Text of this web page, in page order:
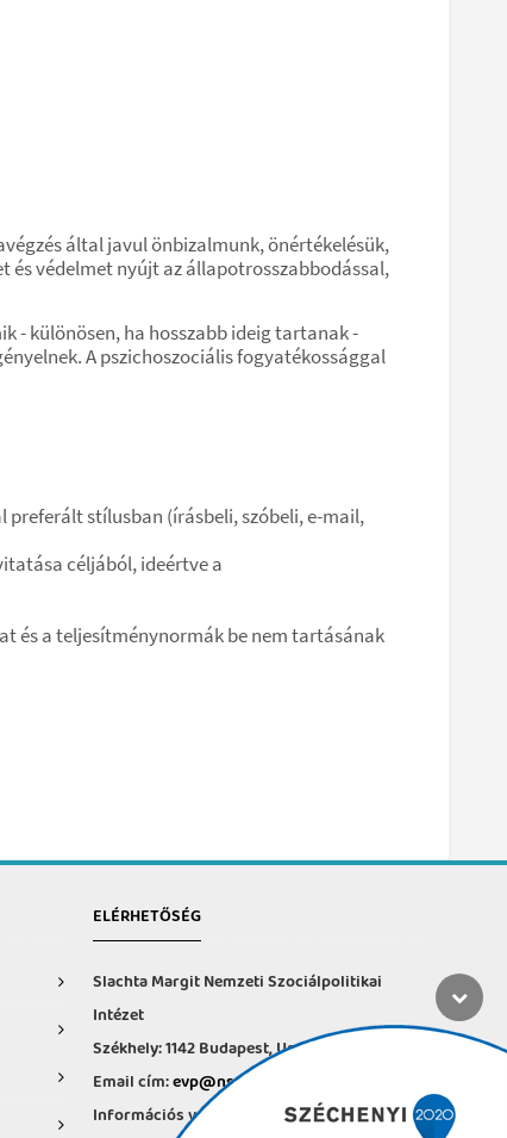
által javul önbizalmunk, önértékelésük,
és védelmet nyújt az állapotrosszabbodással,
- különösen, ha hosszabb ideig tartanak -
A pszichoszociális fogyatékossággal
stílusban (írásbeli, szóbeli, e-mail,
céljából, ideértve a
és a teljesítménynormák be nem tartásának
ELÉRHETŐSÉG
Slachta Margit Nemzeti Szociálpolitikai
Intézet
Székhely: 1142 Budapest, Ungvár u. 64-66.
Email cím:evp@nszi.hu
Információs vonal: +36 30 682-6371